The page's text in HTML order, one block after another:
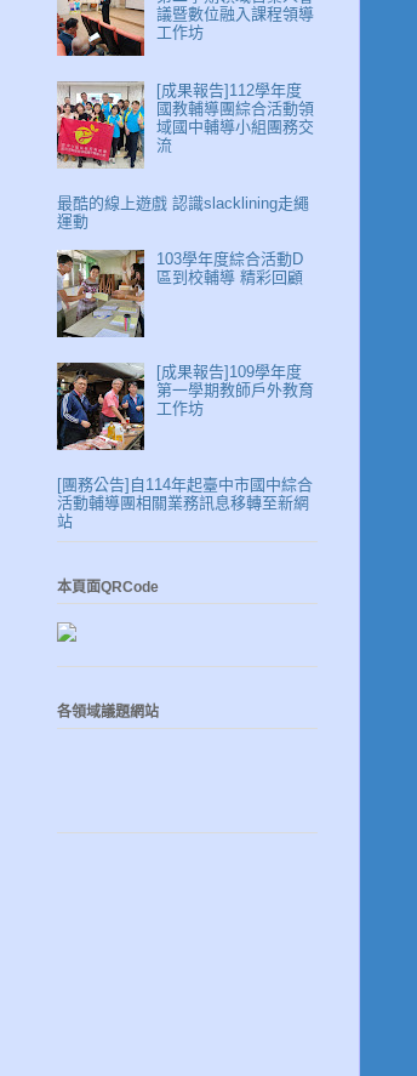
議暨數位融入課程領導
工作坊
[成果報告]112學年度
國教輔導團綜合活動領
域國中輔導小組團務交
流
最酷的線上遊戲 認識slacklining走繩
運動
103學年度綜合活動D
區到校輔導 精彩回顧
[成果報告]109學年度
第一學期教師戶外教育
工作坊
[團務公告]自114年起臺中市國中綜合
活動輔導團相關業務訊息移轉至新網
站
本頁面QRCode
各領域議題網站